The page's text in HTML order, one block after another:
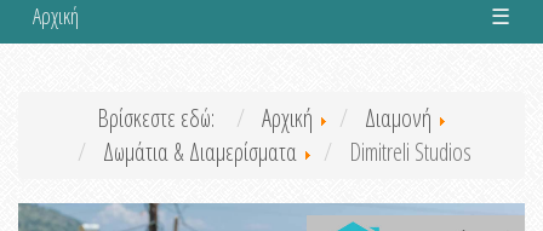
Αρχική ☰
Βρίσκεστε εδώ: Αρχική
Διαμονή
Δωμάτια & Διαμερίσματα
Dimitreli Studios